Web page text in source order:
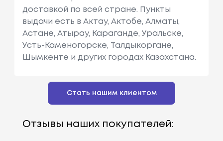
доставкой по всей стране. Пункты
выдачи есть в Актау, Актобе, Алматы,
Астане, Атырау, Караганде, Уральске,
Усть-Каменогорске, Талдыкоргане,
Шымкенте и других городах Казахстана.
Стать нашим клиентом
Отзывы наших покупателей: